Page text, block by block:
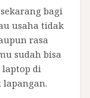
bagi
usaha tidak
rasa
sudah bisa
di